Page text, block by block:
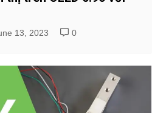
13, 2023 0